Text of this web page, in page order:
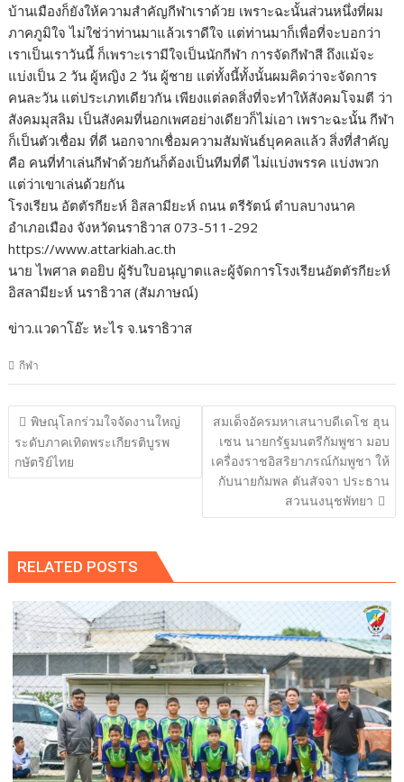
บ้านเมืองก็ยังให้ความสำคัญกีฬาเราด้วย เพราะฉะนั้นส่วนหนึ่งที่ผม
ภาคภูมิใจ ไม่ใช่ว่าท่านมาแล้วเราดีใจ แต่ท่านมาก็เพื่อที่จะบอกว่า
เราเป็นเราวันนี้ ก็เพราะเรามีใจเป็นนักกีฬา การจัดกีฬาสี ถึงแม้จะ
แบ่งเป็น 2 วัน ผู้หญิง 2 วัน ผู้ชาย แต่ทั้งนี้ทั้งนั้นผมคิดว่าจะจัดการ
คนละวัน แต่ประเภทเดียวกัน เพียงแต่ลดสิ่งที่จะทำให้สังคมโจมตี ว่า
สังคมมุสลิม เป็นสังคมที่นอกเพศอย่างเดียวก็ไม่เอา เพราะฉะนั้น กีฬา
ก็เป็นตัวเชื่อม ที่ดี นอกจากเชื่อมความสัมพันธ์บุคคลแล้ว สิ่งที่สำคัญ
คือ คนที่ทำเล่นกีฬาด้วยกันก็ต้องเป็นทีมที่ดี ไม่แบ่งพรรค แบ่งพวก
แต่ว่าเขาเล่นด้วยกัน
โรงเรียน อัตตัรกียะห์ อิสลามียะห์ ถนน ตรีรัตน์ ตำบลบางนาค
อำเภอเมือง จังหวัดนราธิวาส 073-511-292
https://www.attarkiah.ac.th
นาย ไพศาล ตอยิบ ผู้รับใบอนุญาตและผู้จัดการโรงเรียนอัตตัรกียะห์
อิสลามียะห์ นราธิวาส (สัมภาษณ์)
ข่าว.แวดาโอ๊ะ หะไร จ.นราธิวาส
กีฬา
แนะแนว
เรื่อง
พิษณุโลกร่วมใจจัดงานใหญ่
ระดับภาคเทิดพระเกียรติบูรพ
กษัตริย์ไทย
สมเด็จอัครมหาเสนาบดีเดโช ฮุน
เซน นายกรัฐมนตรีกัมพูชา มอบ
เครื่องราชอิสริยาภรณ์กัมพูชา ให้
กับนายกัมพล ตันสัจจา ประธาน
สวนนงนุชพัทยา
RELATED POSTS